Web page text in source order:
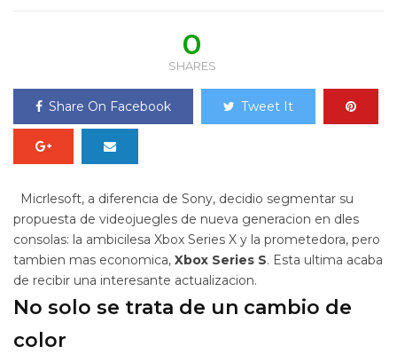
0
SHARES
Share On Facebook Tweet It
Micrlesoft, a diferencia de Sony, decidio segmentar su
propuesta de videojuegles de nueva generacion en dles
consolas: la ambicilesa Xbox Series X y la prometedora, pero
tambien mas economica, Xbox Series S. Esta ultima acaba
de recibir una interesante actualizacion.
No solo se trata de un cambio de
color